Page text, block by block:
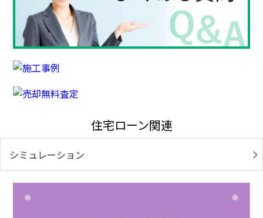
住宅ローン関連
シミュレーション